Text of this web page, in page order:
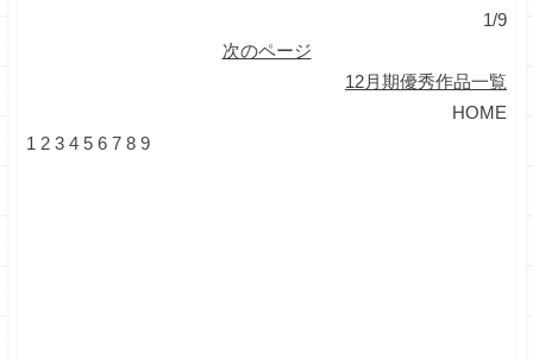
1/9
次のページ
12月期優秀作品一覧
HOME
1 2 3 4 5 6 7 8 9